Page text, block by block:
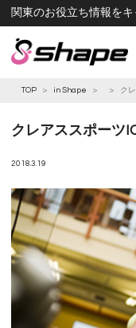
関東のお役立ち情報を
TOP > in Shape > > ク
クレアススポーツ
2018.3.19